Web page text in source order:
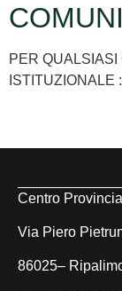
PER
ISTITUZIONALE
Centro
Via Piero
86025–